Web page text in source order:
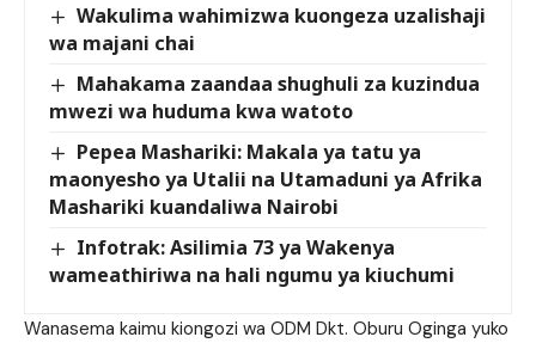
Wakulima wahimizwa kuongeza uzalishaji
wa majani chai
Mahakama zaandaa shughuli za kuzindua
mwezi wa huduma kwa watoto
Pepea Mashariki: Makala ya tatu ya
maonyesho ya Utalii na Utamaduni ya Afrika
Mashariki kuandaliwa Nairobi
Infotrak: Asilimia 73 ya Wakenya
wameathiriwa na hali ngumu ya kiuchumi
Wanasema kaimu kiongozi wa ODM Dkt. Oburu Oginga yuko